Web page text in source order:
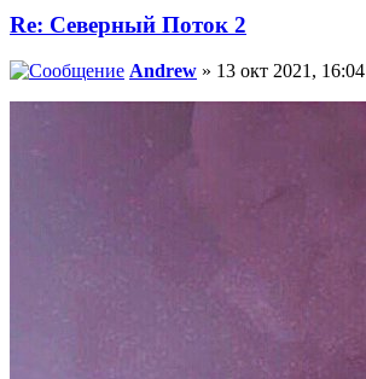
Re: Северный Поток 2
Andrew » 13 окт 2021, 16:04